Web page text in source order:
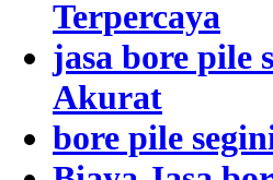
Terpercaya
jasa bore pile
Akurat
bore pile